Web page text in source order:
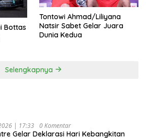
Bottas
Tontowi Ahmad/Liliyana
Natsir Sabet Gelar Juara
Dunia Kedua
Selengkapnya
| 17:33 0 Komentar
Gelar Deklarasi Hari Kebangkitan